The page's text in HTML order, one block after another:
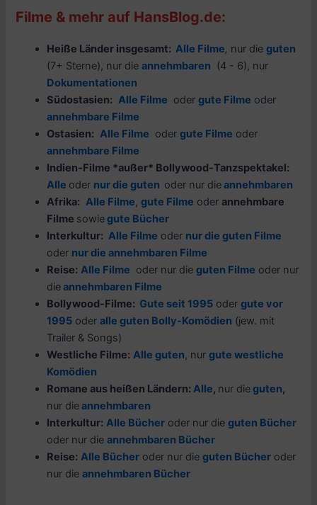
Filme & mehr auf HansBlog.de:
Heiße Länder insgesamt:Alle Filme, nur dieguten
(7+ Sterne), nur dieannehmbaren (4 - 6), nur
Dokumentationen
Südostasien: Alle Filme odergute Filme oder
annehmbare Filme
Ostasien: Alle Filme odergute Filme oder
annehmbare Filme
Indien-Filme *außer* Bollywood-Tanzspektakel:
Alle oder nur die guten oder nur dieannehmbaren
Afrika: Alle Filme,gute Filme oderannehmbare
Filme sowiegute Bücher
Interkultur: Alle Filme oder nur die guten Filme
oder nur die annehmbaren Filme
Reise: Alle Filme oder nur dieguten Filme oder nur
dieannehmbaren Filme
Bollywood-Filme: Gute seit 1995 odergute vor
1995 oderalle guten Bolly-Komödien (jew. mit
Trailer & Songs)
Westliche Filme: Alle guten, nurgute westliche
Komödien
Romane aus heißen Ländern:Alle, nur dieguten,
nur dieannehmbaren
Interkultur: Alle Bücher oder nur dieguten Bücher
oder nur dieannehmbaren Bücher
Reise: Alle Bücher oder nur dieguten Bücher oder
nur dieannehmbaren Bücher